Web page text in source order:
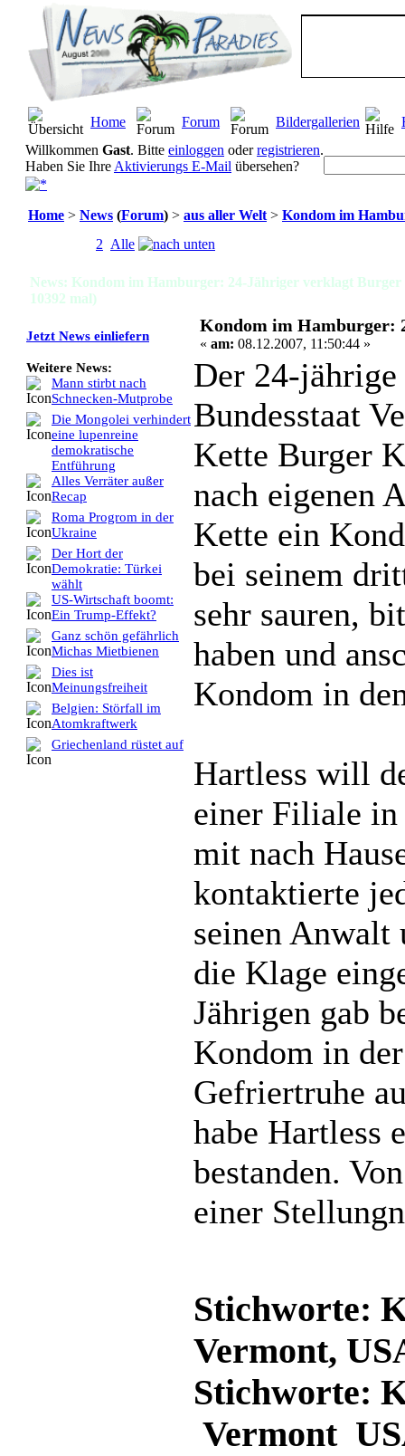
Home Forum Bildergallerien
Willkommen Gast. Bitte einloggen oderregistrieren.
Haben Sie Ihre Aktivierungs E-Mail übersehen?
Home > News (Forum) > aus aller Welt > Kondom im
2 Alle
News: Kondom im Hamburger: 24-Jähriger verklagt Burger
10392 mal)
Jetzt News einliefern
Weitere News:
Mann stirbt nach
Schnecken-Mutprobe
Die Mongolei verhindert
eine lupenreine
demokratische
Entführung
Alles Verräter außer
Recap
Roma Progrom in der
Ukraine
Der Hort der
Demokratie: Türkei
wählt
US-Wirtschaft boomt:
Ein Trump-Effekt?
Ganz schön gefährlich
Michas Mietbienen
Dies ist
Meinungsfreiheit
Belgien: Störfall im
Atomkraftwerk
Griechenland rüstet auf
Kondom im Hamburger:
« am: 08.12.2007, 11:50:44 »
Der 24-
Bundesstaat
Kette Burger
nach eigenen
Kette ein
bei seinem
sehr sauren,
haben und
Kondom in
Hartless will
einer Filiale in
mit nach
kontaktierte
seinen Anwalt
die Klage
Jährigen gab
Kondom in
Gefriertruhe
habe Hartless
bestanden.
einer
Stichworte:
Vermont,
Stichworte:
Vermont